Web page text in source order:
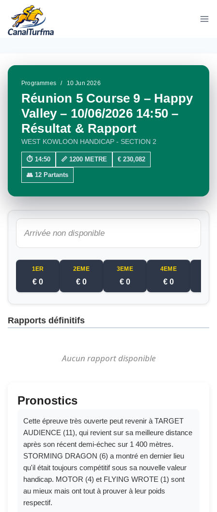
contenu
Programmes / 10 Jun 2026
Réunion 5 Course 9 – Happy
Valley – 10/06/2026 14:50 –
Résultat & Rapport
WEST KOWLOON HANDICAP - SECTION 2
⏱ 14:50 📏 1200 METRE € 230,082
👥 12 Partants
Arrivée non disponible
1ER
€ 0
2EME
€ 0
3EME
€ 0
4EME
€ 0
Rapports définitifs
Aucun rapport disponible
Pronostics
Cette épreuve très ouverte peut revenir à TARGET
AUDIENCE (11), qui revient sur sa meilleure distance
après son récent demi-échec sur 1 400 mètres.
STORMING DRAGON (6) a montré en dernier lieu
qu'il était toujours compétitif sous sa nouvelle valeur
handicap. MOTOR (4) et FLYING WROTE (1) sont
au mieux mais ont tout à prouver à leur poids
respectif.